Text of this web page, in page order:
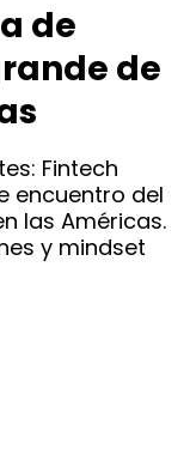
de
de
Fintech
encuentro del
las Américas.
y mindset